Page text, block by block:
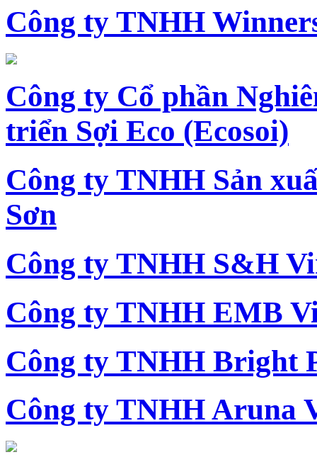
Công ty TNHH
Công ty Cổ phần
triển Sợi Eco (Ecosoi)
Công ty TNHH Sản
Sơn
Công ty TNHH S&H
Công ty TNHH EMB
Công ty TNHH Bright
Công ty TNHH Aruna